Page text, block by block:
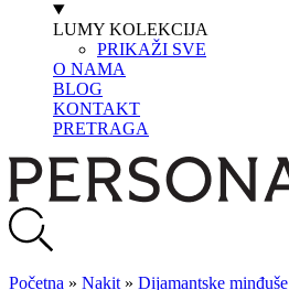
LUMY KOLEKCIJA
PRIKAŽI SVE
O NAMA
BLOG
KONTAKT
PRETRAGA
Početna » Nakit » Dijamantske minđuše